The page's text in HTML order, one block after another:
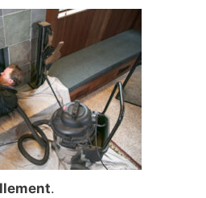
.